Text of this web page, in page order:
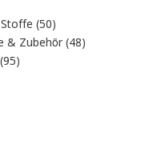
5050
Produkte
& Zubehör 4848
9595